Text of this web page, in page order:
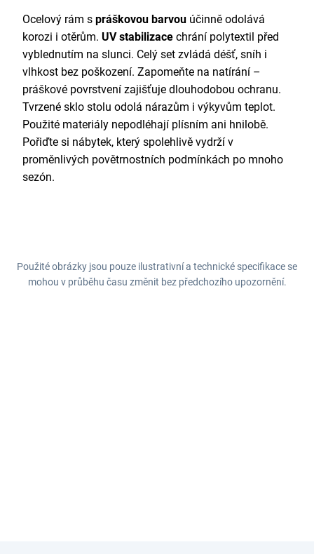
Ocelový rám s práškovou barvou účinně odolává
korozi i otěrům. UV stabilizace chrání polytextil před
vyblednutím na slunci. Celý set zvládá déšť, sníh i
vlhkost bez poškození. Zapomeňte na natírání –
práškové povrstvení zajišťuje dlouhodobou ochranu.
Tvrzené sklo stolu odolá nárazům i výkyvům teplot.
Použité materiály nepodléhají plísním ani hnilobě.
Pořiďte si nábytek, který spolehlivě vydrží v
proměnlivých povětrnostních podmínkách po mnoho
sezón.
Použité obrázky jsou pouze ilustrativní a technické specifikace se
mohou v průběhu času změnit bez předchozího upozornění.